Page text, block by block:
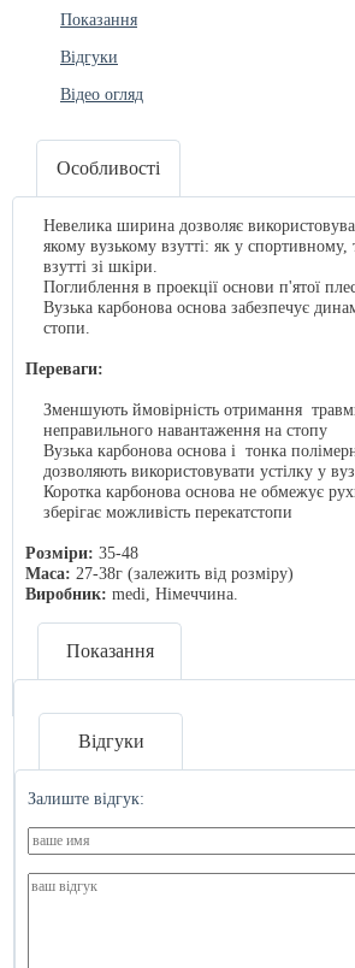
Показання
Відгуки
Відео огляд
Особливості
Невелика ширина дозволяє
якому вузькому взутті: як у спортивному,
взутті зі шкіри.
Поглиблення в проекції основи п'ятої
Вузька карбонова основа забезпечує
стопи.
Переваги:
Зменшують ймовірність отримання
неправильного навантаження на стопу
Вузька карбонова основа і тонка
дозволяють використовувати устілку у
Коротка карбонова основа не обмежує
зберігає можливість перекатстопи
Розміри: 35-48
Маса: 27-38г (залежить від розміру)
Виробник: medi, Німеччина.
Показання
Відгуки
Залиште відгук: